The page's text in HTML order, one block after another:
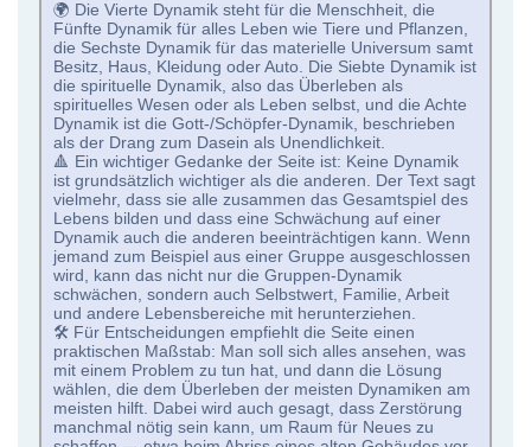
🌍 Die Vierte Dynamik steht für die Menschheit, die
Fünfte Dynamik für alles Leben wie Tiere und Pflanzen,
die Sechste Dynamik für das materielle Universum samt
Besitz, Haus, Kleidung oder Auto. Die Siebte Dynamik ist
die spirituelle Dynamik, also das Überleben als
spirituelles Wesen oder als Leben selbst, und die Achte
Dynamik ist die Gott-/Schöpfer-Dynamik, beschrieben
als der Drang zum Dasein als Unendlichkeit.
🔺 Ein wichtiger Gedanke der Seite ist: Keine Dynamik
ist grundsätzlich wichtiger als die anderen. Der Text sagt
vielmehr, dass sie alle zusammen das Gesamtspiel des
Lebens bilden und dass eine Schwächung auf einer
Dynamik auch die anderen beeinträchtigen kann. Wenn
jemand zum Beispiel aus einer Gruppe ausgeschlossen
wird, kann das nicht nur die Gruppen-Dynamik
schwächen, sondern auch Selbstwert, Familie, Arbeit
und andere Lebensbereiche mit herunterziehen.
🛠 Für Entscheidungen empfiehlt die Seite einen
praktischen Maßstab: Man soll sich alles ansehen, was
mit einem Problem zu tun hat, und dann die Lösung
wählen, die dem Überleben der meisten Dynamiken am
meisten hilft. Dabei wird auch gesagt, dass Zerstörung
manchmal nötig sein kann, um Raum für Neues zu